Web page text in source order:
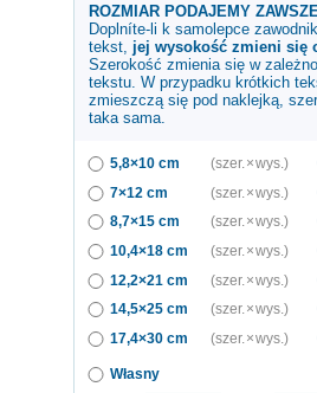
ROZMIAR PODAJEMY
Doplníte-li k samolepce
tekst, jej wysokość zmieni się
Szerokość zmienia się w
tekstu. W przypadku krótkich
zmieszczą się pod naklejką,
taka sama.
5,8×10 cm (szer. × wys.)
7×12 cm
(szer. × wys.)
8,7×15 cm
(szer. × wys.)
10,4×18 cm
(szer. × wys.)
12,2×21 cm
(szer. × wys.)
14,5×25 cm
(szer. × wys.)
17,4×30 cm
(szer. × wys.)
Własny